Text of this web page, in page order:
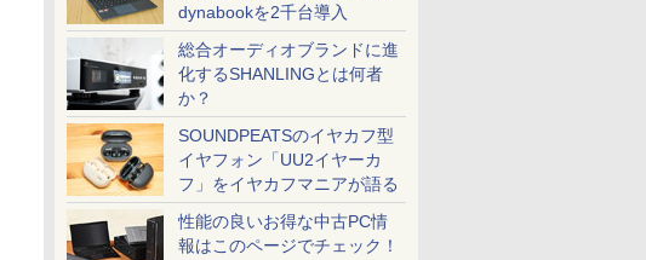
dynabookを2千台導入
総合オーディオブランドに進
化するSHANLINGとは何者
か？
SOUNDPEATSのイヤカフ型
イヤフォン「UU2イヤーカ
フ」をイヤカフマニアが語る
性能の良いお得な中古PC情
報はこのページでチェック！